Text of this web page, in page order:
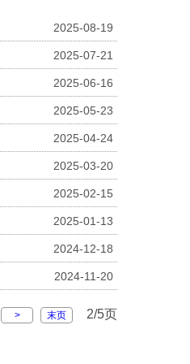
2025-08-19
2025-07-21
2025-06-16
2025-05-23
2025-04-24
2025-03-20
2025-02-15
2025-01-13
2024-12-18
2024-11-20
> 末页 2/5页